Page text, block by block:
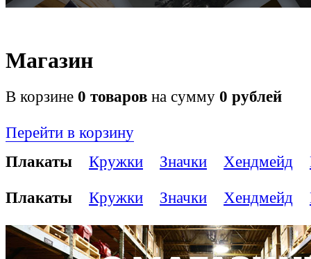
Магазин
В корзине 0 товаров на сумму 0 рублей
Перейти в корзину
Плакаты
Кружки Значки Хендмейд
Плакаты Кружки Значки Хендмейд